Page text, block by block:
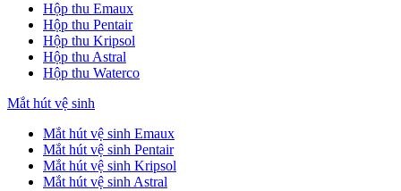
Hộp thu Emaux
Hộp thu Pentair
Hộp thu Kripsol
Hộp thu Astral
Hộp thu Waterco
Mắt hút vệ sinh
Mắt hút vệ sinh Emaux
Mắt hút vệ sinh Pentair
Mắt hút vệ sinh Kripsol
Mắt hút vệ sinh Astral